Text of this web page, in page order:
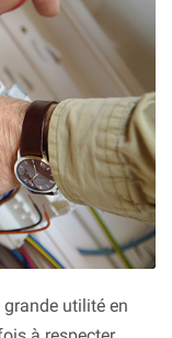
grande utilité en